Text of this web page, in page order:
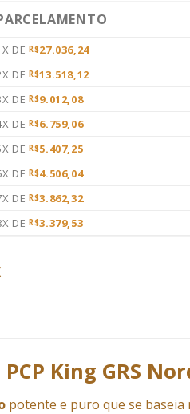
DE R$27.036,24
DE R$13.518,12
DE R$9.012,08
DE R$6.759,06
DE R$5.407,25
DE R$4.506,04
DE R$3.862,32
DE R$3.379,53
King GRS
potente e puro que se baseia